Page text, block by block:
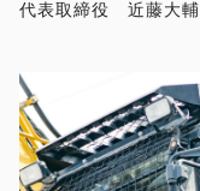
代表取締役 近藤大輔